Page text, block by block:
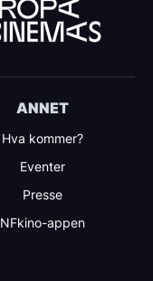
ANNET
Hva kommer?
Eventer
Presse
NFkino-appen